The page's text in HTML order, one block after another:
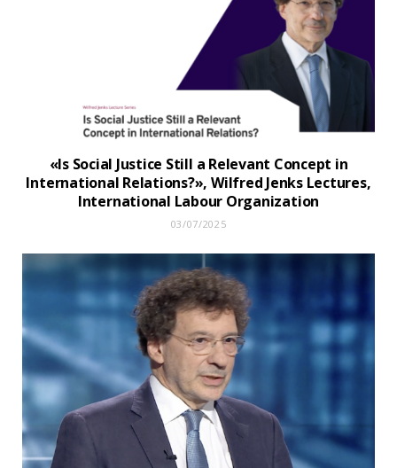
«Is Social Justice Still a Relevant Concept in
International Relations?», Wilfred Jenks Lectures,
International Labour Organization
03/07/2025